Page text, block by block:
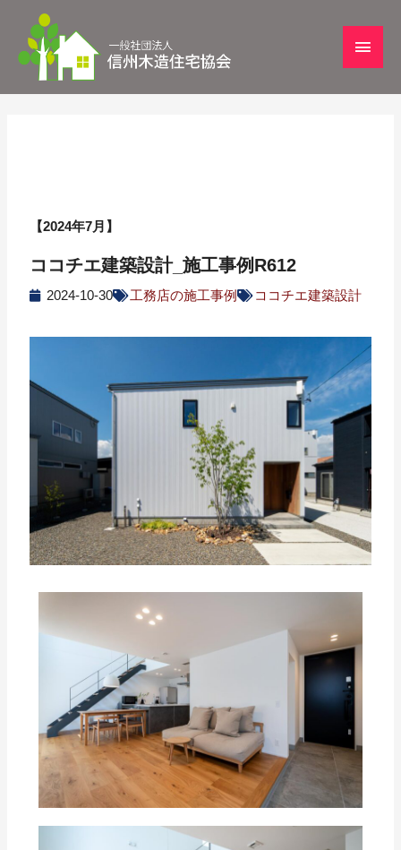
【2024年7月】
ココチエ建築設計_施工事例R612
2024-10-30 工務店の施工事例 ココチエ建築設計